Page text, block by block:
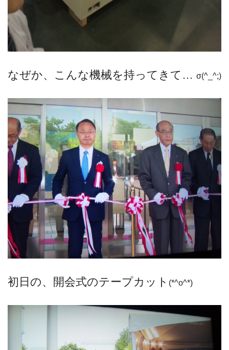
なぜか、こんな機械を持ってきて… σ(^_^;)
初日の、開会式のテープカット (*^o^*)